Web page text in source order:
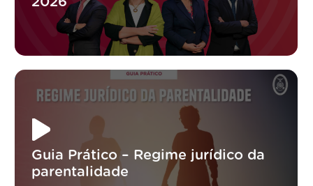
Guia Prático – Regime jurídico da
parentalidade